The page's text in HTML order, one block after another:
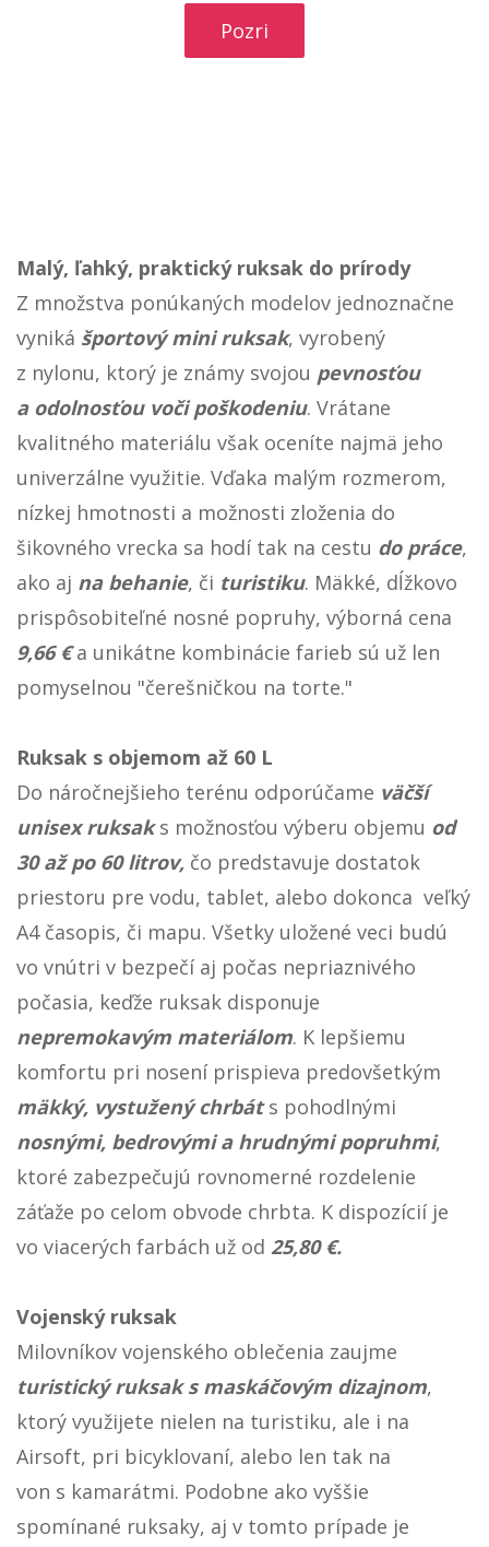
Pozri
Malý, ľahký, praktický ruksak do prírody
Z množstva ponúkaných modelov jednoznačne
vyniká športový mini ruksak, vyrobený
z nylonu, ktorý je známy svojou pevnosťou
a odolnosťou voči poškodeniu. Vrátane
kvalitného materiálu však oceníte najmä jeho
univerzálne využitie. Vďaka malým rozmerom,
nízkej hmotnosti a možnosti zloženia do
šikovného vrecka sa hodí tak na cestu do práce,
ako aj na behanie, či turistiku. Mäkké, dĺžkovo
prispôsobiteľné nosné popruhy, výborná cena
9,66 €a unikátne kombinácie farieb sú už len
pomyselnou "čerešničkou na torte."
Ruksak s objemom až 60 L
Do náročnejšieho terénu odporúčame väčší
unisex ruksaks možnosťou výberu objemu od
30 až po 60 litrov, čo predstavuje dostatok
priestoru pre vodu, tablet, alebo dokonca veľký
A4 časopis, či mapu. Všetky uložené veci budú
vo vnútri v bezpečí aj počas nepriaznivého
počasia, keďže ruksak disponuje
nepremokavým materiálom. K lepšiemu
komfortu pri nosení prispieva predovšetkým
mäkký, vystužený chrbáts pohodlnými
nosnými, bedrovými a hrudnými popruhmi,
ktoré zabezpečujú rovnomerné rozdelenie
záťaže po celom obvode chrbta. K dispozícií je
vo viacerých farbách už od 25,80 €.
Vojenský ruksak
Milovníkov vojenského oblečenia zaujme
turistický ruksak s maskáčovým dizajnom,
ktorý využijete nielen na turistiku, ale i na
Airsoft, pri bicyklovaní, alebo len tak na
von s kamarátmi. Podobne ako vyššie
spomínané ruksaky, aj v tomto prípade je